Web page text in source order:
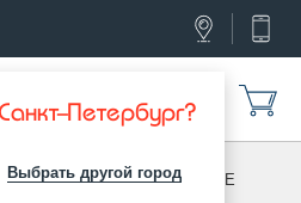
Петербург?
Выбрать другой город
ДЛЯ ТРУБ /КРУГЛЫЕ